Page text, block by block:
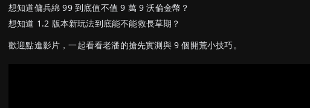
想知道傭兵綿 99 到底值不值 9 萬 9 沃倫金幣？
想知道 1.2 版本新玩法到底能不能救長草期？
歡迎點進影片，一起看看老潘的搶先實測與 9 個開荒小技巧。